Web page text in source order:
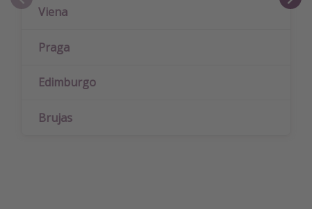
Viena
Praga
Edimburgo
Brujas